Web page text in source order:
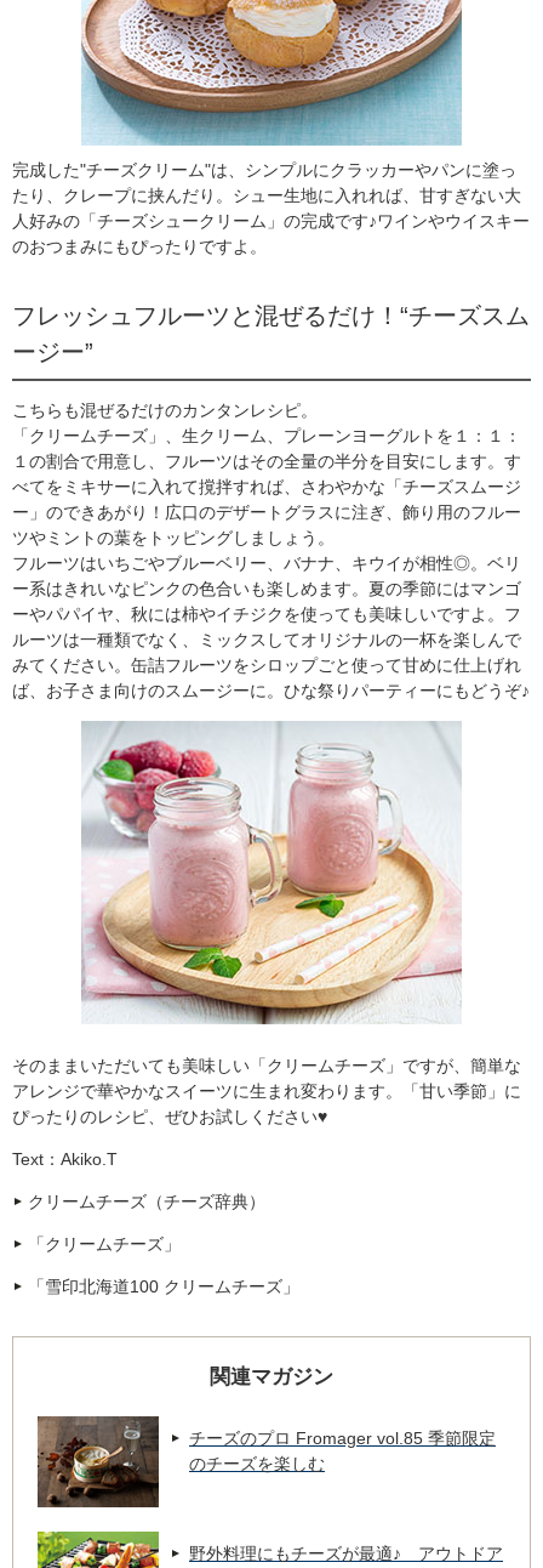
完成した"チーズクリーム"は、シンプルにクラッカーやパンに塗っ
たり、クレープに挟んだり。シュー生地に入れれば、甘すぎない大
人好みの「チーズシュークリーム」の完成です♪ワインやウイスキー
のおつまみにもぴったりですよ。
フレッシュフルーツと混ぜるだけ！“チーズスム
ージー”
こちらも混ぜるだけのカンタンレシピ。
「クリームチーズ」、生クリーム、プレーンヨーグルトを１：１：
１の割合で用意し、フルーツはその全量の半分を目安にします。す
べてをミキサーに入れて撹拌すれば、さわやかな「チーズスムージ
ー」のできあがり！広口のデザートグラスに注ぎ、飾り用のフルー
ツやミントの葉をトッピングしましょう。
フルーツはいちごやブルーベリー、バナナ、キウイが相性◎。ベリ
ー系はきれいなピンクの色合いも楽しめます。夏の季節にはマンゴ
ーやパパイヤ、秋には柿やイチジクを使っても美味しいですよ。フ
ルーツは一種類でなく、ミックスしてオリジナルの一杯を楽しんで
みてください。缶詰フルーツをシロップごと使って甘めに仕上げれ
ば、お子さま向けのスムージーに。ひな祭りパーティーにもどうぞ♪
そのままいただいても美味しい「クリームチーズ」ですが、簡単な
アレンジで華やかなスイーツに生まれ変わります。「甘い季節」に
ぴったりのレシピ、ぜひお試しください♥
Text：Akiko.T
クリームチーズ（チーズ辞典）
「クリームチーズ」
「雪印北海道100 クリームチーズ」
関連マガジン
チーズのプロ Fromager vol.85 季節限定
のチーズを楽しむ
野外料理にもチーズが最適♪ アウトドア